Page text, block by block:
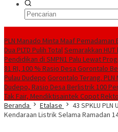
PLN Manado Minta Maaf
Dua PLTD Pulih TotalSemarakkan
Pendidikan di SMPN1 Palu Lewat
81 RI, 100 % Rasio Desa Gorontalo
Pulau Dudepo Gorontalo Terang.
Dudepo, Rasio Desa Berlistrik 100
Tak Fair, Mendiktisaintek Copot
Beranda
Etalase
43 SPKLU
Kendaraan Listrik Selama Ramadan